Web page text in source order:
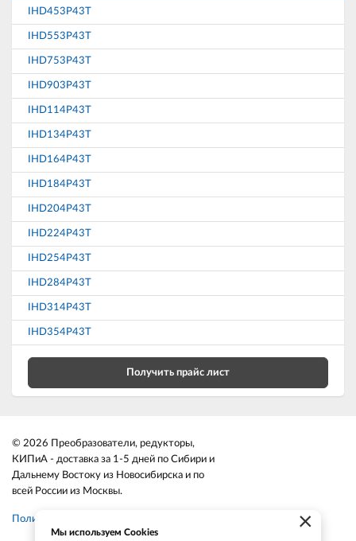
IHD453P43T
IHD553P43T
IHD753P43T
IHD903P43T
IHD114P43T
IHD134P43T
IHD164P43T
IHD184P43T
IHD204P43T
IHD224P43T
IHD254P43T
IHD284P43T
IHD314P43T
IHD354P43T
Получить прайс лист
© 2026 Преобразователи, редукторы,
КИПиА - доставка за 1-5 дней по Сибири и
Дальнему Востоку из Новосибирска и по
всей России из Москвы.
Политика конфиденциальности ×
Мы используем Cookies